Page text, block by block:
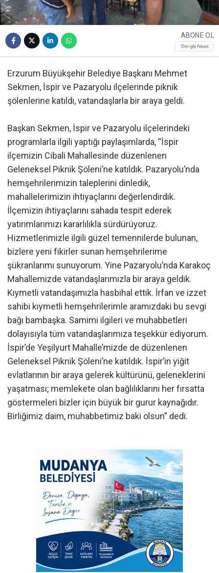
ABONE OL
Erzurum Büyükşehir Belediye Başkanı Mehmet
Sekmen, İspir ve Pazaryolu ilçelerinde piknik
şölenlerine katıldı, vatandaşlarla bir araya geldi.
Başkan Sekmen, İspir ve Pazaryolu ilçelerindeki
programlarla ilgili yaptığı paylaşımlarda, “İspir
ilçemizin Cibali Mahallesinde düzenlenen
Geleneksel Piknik Şöleni’ne katıldık. Pazaryolu’nda
hemşehrilerimizin taleplerini dinledik,
mahallelerimizin ihtiyaçlarını değerlendirdik.
İlçemizin ihtiyaçlarını sahada tespit ederek
yatırımlarımızı kararlılıkla sürdürüyoruz.
Hizmetlerimizle ilgili güzel temennilerde bulunan,
bizlere yeni fikirler sunan hemşehrilerime
şükranlarımı sunuyorum. Yine Pazaryolu’nda Karakoç
Mahallemizde vatandaşlarımızla bir araya geldik.
Kıymetli vatandaşımızla hasbihal ettik. İrfan ve izzet
sahibi kıymetli hemşehrilerimle aramızdaki bu sevgi
bağı bambaşka. Samimi ilgileri ve muhabbetleri
dolayısıyla tüm vatandaşlarımıza teşekkür ediyorum.
İspir’de Yeşilyurt Mahalle’mizde de düzenlenen
Geleneksel Piknik Şöleni’ne katıldık. İspir’in yiğit
evlatlarının bir araya gelerek kültürünü, geleneklerini
yaşatması; memlekete olan bağlılıklarını her fırsatta
göstermeleri bizler için büyük bir gurur kaynağıdır.
Birliğimiz daim, muhabbetimiz baki olsun” dedi.